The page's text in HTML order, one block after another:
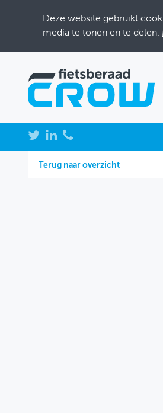
Deze website gebruikt
media te tonen en te delen.
NIEUWS
BIJEENKOMSTEN
Terug naar overzicht